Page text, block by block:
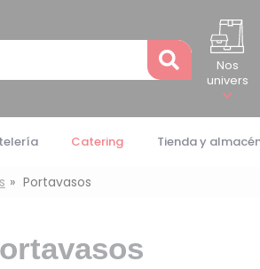
Nos
univers
Catering Tienda y
Portavasos